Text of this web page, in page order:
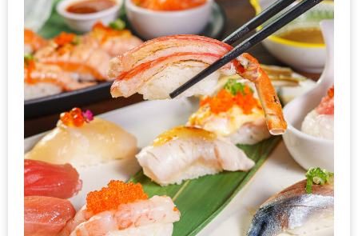
ครบ
จบ
ที่
เดียว
HOMEPRO
FAIR
2017
เชียงใหม่
จัด
เต็ม